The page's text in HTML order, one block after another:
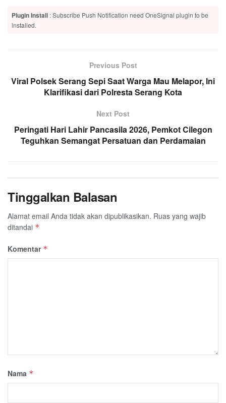
Plugin Install : Subscribe Push Notification need OneSignal plugin to be
installed.
Previous Post
Viral Polsek Serang Sepi Saat Warga Mau Melapor, Ini
Klarifikasi dari Polresta Serang Kota
Next Post
Peringati Hari Lahir Pancasila 2026, Pemkot Cilegon
Teguhkan Semangat Persatuan dan Perdamaian
Tinggalkan Balasan
Alamat email Anda tidak akan dipublikasikan. Ruas yang wajib
ditandai *
Komentar *
Nama *